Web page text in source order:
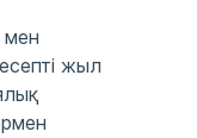
мен
жыл